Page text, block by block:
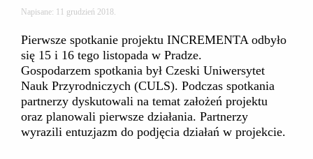
Napisane: 11 grudzień 2018.
Pierwsze spotkanie projektu INCREMENTA odbyło
się 15 i 16 tego listopada w Pradze.
Gospodarzem spotkania był Czeski Uniwersytet
Nauk Przyrodniczych (CULS). Podczas spotkania
partnerzy dyskutowali na temat założeń projektu
oraz planowali pierwsze działania. Partnerzy
wyrazili entuzjazm do podjęcia działań w projekcie.